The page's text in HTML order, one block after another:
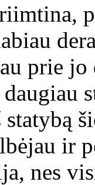
prie
statybą
ir
nes